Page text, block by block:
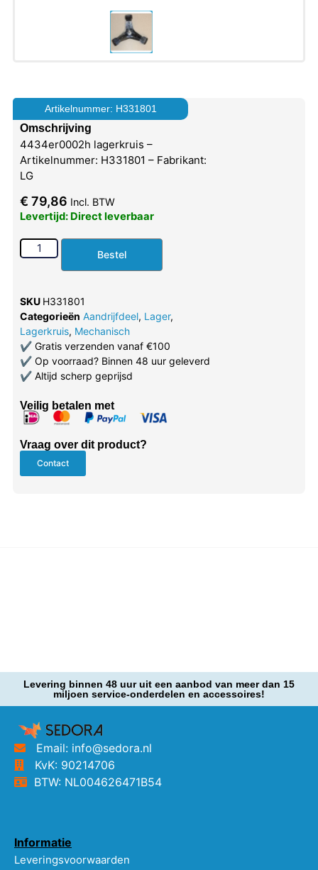
Artikelnummer: H331801
Omschrijving
4434er0002h lagerkruis –
Artikelnummer: H331801 – Fabrikant:
LG
€ 79,86 Incl. BTW
Levertijd: Direct leverbaar
Bestel
SKU H331801
Categorieën Aandrijfdeel, Lager,
Lagerkruis, Mechanisch
✔Gratis verzenden vanaf €100
✔Op voorraad? Binnen 48 uur geleverd
✔Altijd scherp geprijsd
Veilig betalen met
Vraag over dit product?
Contact
Levering binnen 48 uur uit een aanbod van meer dan 15
miljoen service-onderdelen en accessoires!
Email: info@sedora.nl
KvK: 90214706
BTW: NL004626471B54
Informatie
Leveringsvoorwaarden